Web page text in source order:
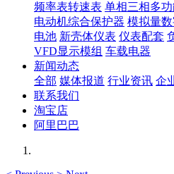
频率表转速表 单相三相多
电动机综合保护器 模拟量
电池 新壳体仪表 仪表配套
VFD显示模组 车载电器
新闻动态
全部 媒体报道 行业资讯 企
联系我们
淘宝店
阿里巴巴